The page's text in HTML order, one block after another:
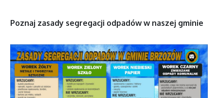
Poznaj zasady segregacji odpadów w naszej gminie